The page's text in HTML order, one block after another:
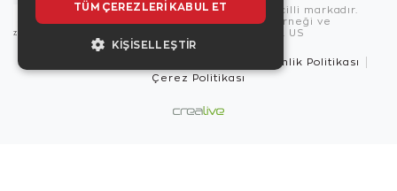
Copyright © 2026, Zen Diamond tescilli markadır.
Zen Diamond Birleşmiş Markalar Derneği ve
Turquality Destek Programı üyesidir. US
Güvenlik Politikası
Çerez Politikası
TÜM ÇEREZLERI KABUL ET
KIŞISELLEŞTIR